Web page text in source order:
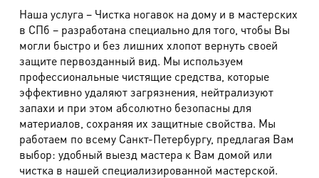
Сложными считаются изделия при наличии рюшей,
воланов, складок, сборок, бантов, многослойности
тканей, деталей (отделок) контрастных цветов.
Вечерним считается платье при наличии любого из
признаков: наличие сложной декоративной отделки
(стеклярус, пайетки, бисер, камни, перья, мех и т.п.),
лифа-корсета, сложных в обработке тканей ( шелк,
вискоза, парча, бархат).
Наша услуга – Чистка ногавок на дому и в мастерских
в СПб – разработана специально для того, чтобы Вы
могли быстро и без лишних хлопот вернуть своей
защите первозданный вид. Мы используем
профессиональные чистящие средства, которые
эффективно удаляют загрязнения, нейтрализуют
запахи и при этом абсолютно безопасны для
материалов, сохраняя их защитные свойства. Мы
работаем по всему Санкт-Петербургу, предлагая Вам
выбор: удобный выезд мастера к Вам домой или
чистка в нашей специализированной мастерской.